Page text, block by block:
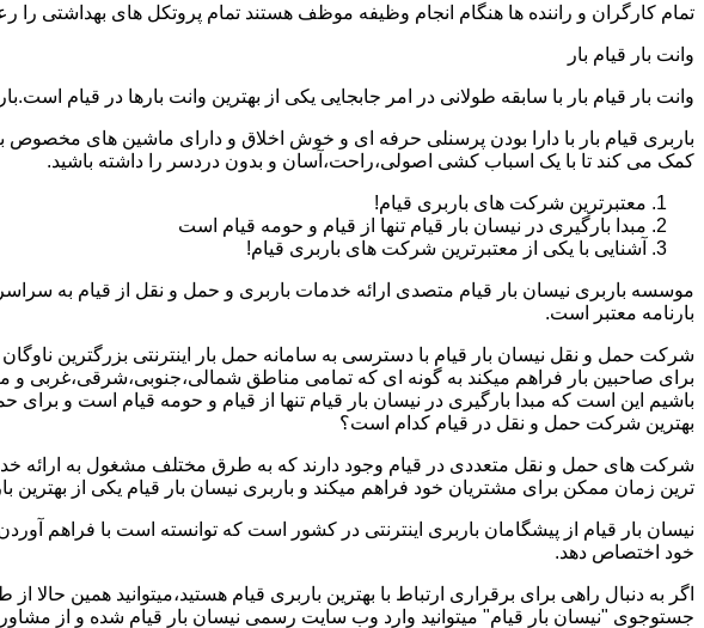
تمام کارگران و راننده ها هنگام انجام وظیفه موظف هستند تمام پروتکل های بهداشتی را
وانت بار قیام بار
وانت بار قیام بار با سابقه طولانی در امر جابجایی یکی از بهترین وانت بارها در
باربری قیام بار با دارا بودن پرسنلی حرفه ای و خوش اخلاق و دارای ماشین های مخصوص
کمک می کند تا با یک اسباب کشی اصولی،راحت،آسان و بدون دردسر را داشته باشید.
معتبرترین شرکت های باربری قیام!
مبدا بارگیری در نیسان بار قیام تنها از قیام و حومه قیام است
آشنایی با یکی از معتبرترین شرکت های باربری قیام!
موسسه باربری نیسان بار قیام متصدی ارائه خدمات باربری و حمل و نقل از قیام به
بارنامه معتبر است.
شرکت حمل و نقل نیسان بار قیام با دسترسی به سامانه حمل بار اینترنتی بزرگترین
برای صاحبین بار فراهم میکند به گونه ای که تمامی مناطق شمالی،جنوبی،شرقی،غربی و
باشیم این است که مبدا بارگیری در نیسان بار قیام تنها از قیام و حومه قیام است و
بهترین شرکت حمل و نقل در قیام کدام است؟
شرکت های حمل و نقل متعددی در قیام وجود دارند که به طرق مختلف مشغول به ارائه
ترین زمان ممکن برای مشتریان خود فراهم میکند و باربری نیسان بار قیام یکی از بهترین
نیسان بار قیام از پیشگامان باربری اینترنتی در کشور است که توانسته است با فراهم
خود اختصاص دهد.
اگر به دنبال راهی برای برقراری ارتباط با بهترین باربری قیام هستید،میتوانید همین
جستوجوی "نیسان بار قیام" میتوانید وارد وب سایت رسمی نیسان بار قیام شده و از